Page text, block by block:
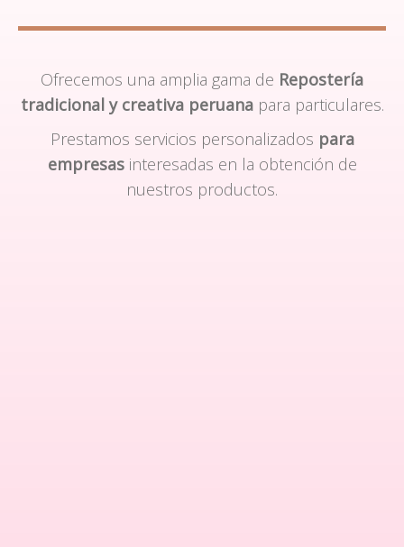
Ofrecemos una amplia gama de Repostería
tradicional y creativa peruanapara particulares.
Prestamos servicios personalizados para
empresasinteresadas en la obtención de
nuestros productos.